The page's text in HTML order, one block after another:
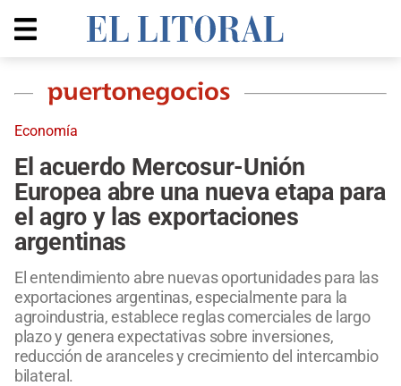
Economía
El acuerdo Mercosur-Unión
Europea abre una nueva etapa para
el agro y las exportaciones
argentinas
El entendimiento abre nuevas oportunidades para las
exportaciones argentinas, especialmente para la
agroindustria, establece reglas comerciales de largo
plazo y genera expectativas sobre inversiones,
reducción de aranceles y crecimiento del intercambio
bilateral.